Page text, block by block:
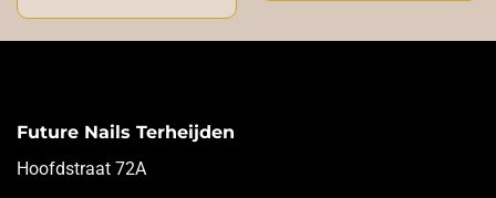
Future Nails Terheijden
Hoofdstraat 72A